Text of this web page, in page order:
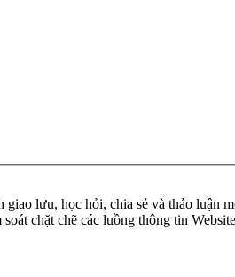
lưu, học hỏi, chia sẻ và thảo luận
chặt chẽ các luồng thông tin